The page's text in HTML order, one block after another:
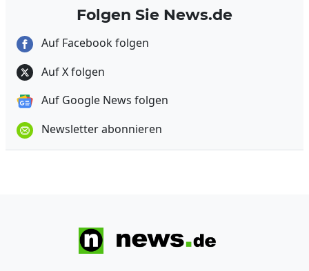
Folgen Sie News.de
Auf Facebook folgen
Auf X folgen
Auf Google News folgen
Newsletter abonnieren